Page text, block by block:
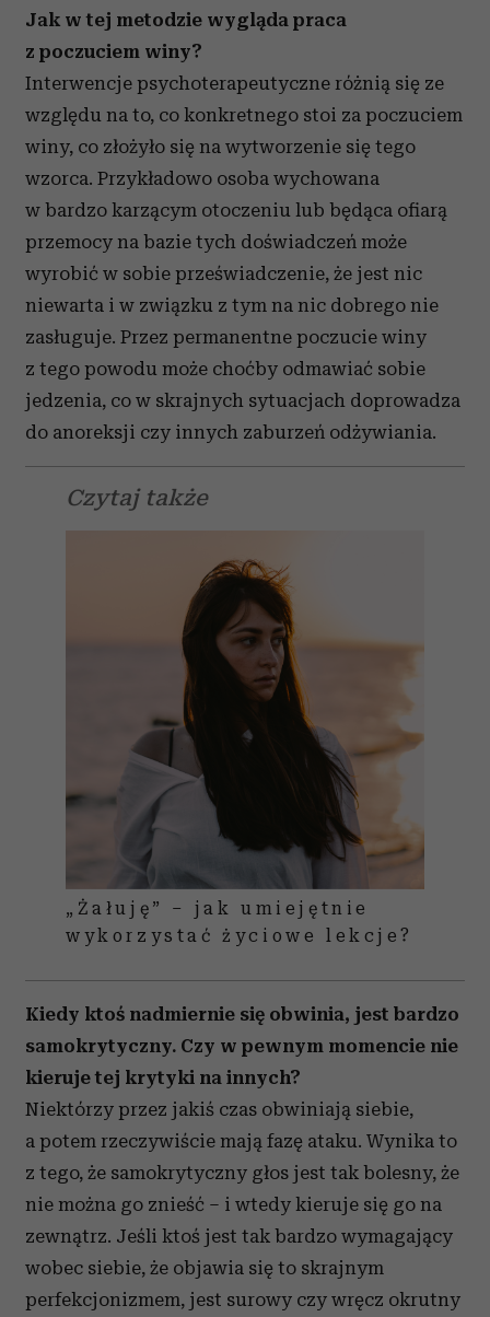
Jak w tej metodzie wygląda praca
z poczuciem winy?
Interwencje psychoterapeutyczne różnią się ze
względu na to, co konkretnego stoi za poczuciem
winy, co złożyło się na wytworzenie się tego
wzorca. Przykładowo osoba wychowana
w bardzo karzącym otoczeniu lub będąca ofiarą
przemocy na bazie tych doświadczeń może
wyrobić w sobie przeświadczenie, że jest nic
niewarta i w związku z tym na nic dobrego nie
zasługuje. Przez permanentne poczucie winy
z tego powodu może choćby odmawiać sobie
jedzenia, co w skrajnych sytuacjach doprowadza
do anoreksji czy innych zaburzeń odżywiania.
Czytaj także
„Żałuję” – jak umiejętnie
wykorzystać życiowe lekcje?
Kiedy ktoś nadmiernie się obwinia, jest bardzo
samokrytyczny. Czy w pewnym momencie nie
kieruje tej krytyki na innych?
Niektórzy przez jakiś czas obwiniają siebie,
a potem rzeczywiście mają fazę ataku. Wynika to
z tego, że samokrytyczny głos jest tak bolesny, że
nie można go znieść – i wtedy kieruje się go na
zewnątrz. Jeśli ktoś jest tak bardzo wymagający
wobec siebie, że objawia się to skrajnym
perfekcjonizmem, jest surowy czy wręcz okrutny